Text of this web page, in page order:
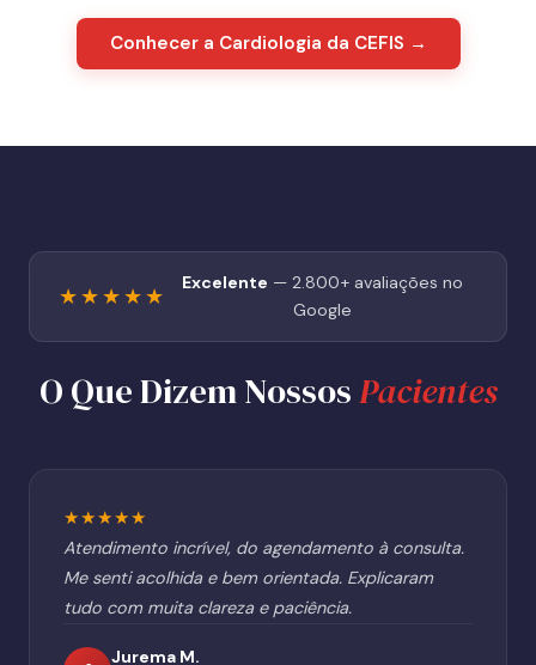
Conhecer a Cardiologia da CEFIS →
★★★★★
Excelente — 2.800+ avaliações no
Google
O Que Dizem NossosPacientes
★★★★★
Atendimento incrível, do agendamento à consulta.
Me senti acolhida e bem orientada. Explicaram
tudo com muita clareza e paciência.
Jurema M.